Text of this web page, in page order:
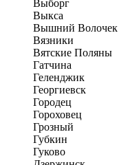
Выборг
Выкса
Вышний Волочек
Вязники
Вятские Поляны
Гатчина
Геленджик
Георгиевск
Городец
Гороховец
Грозный
Губкин
Гуково